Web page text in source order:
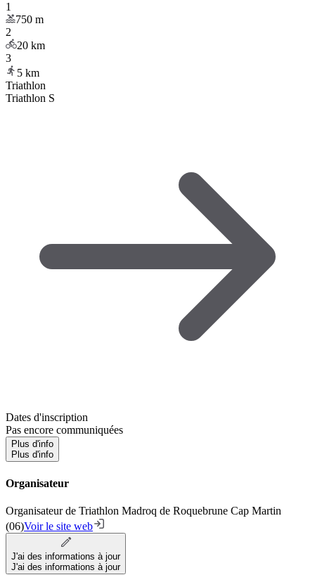
1
750 m
2
20 km
3
5 km
Triathlon
Triathlon S
Dates d'inscription
Pas encore communiquées
Plus d'info
Plus d'info
Organisateur
Organisateur de Triathlon Madroq de Roquebrune Cap Martin
(06)Voir le site web
J'ai des informations à jour
J'ai des informations à jour